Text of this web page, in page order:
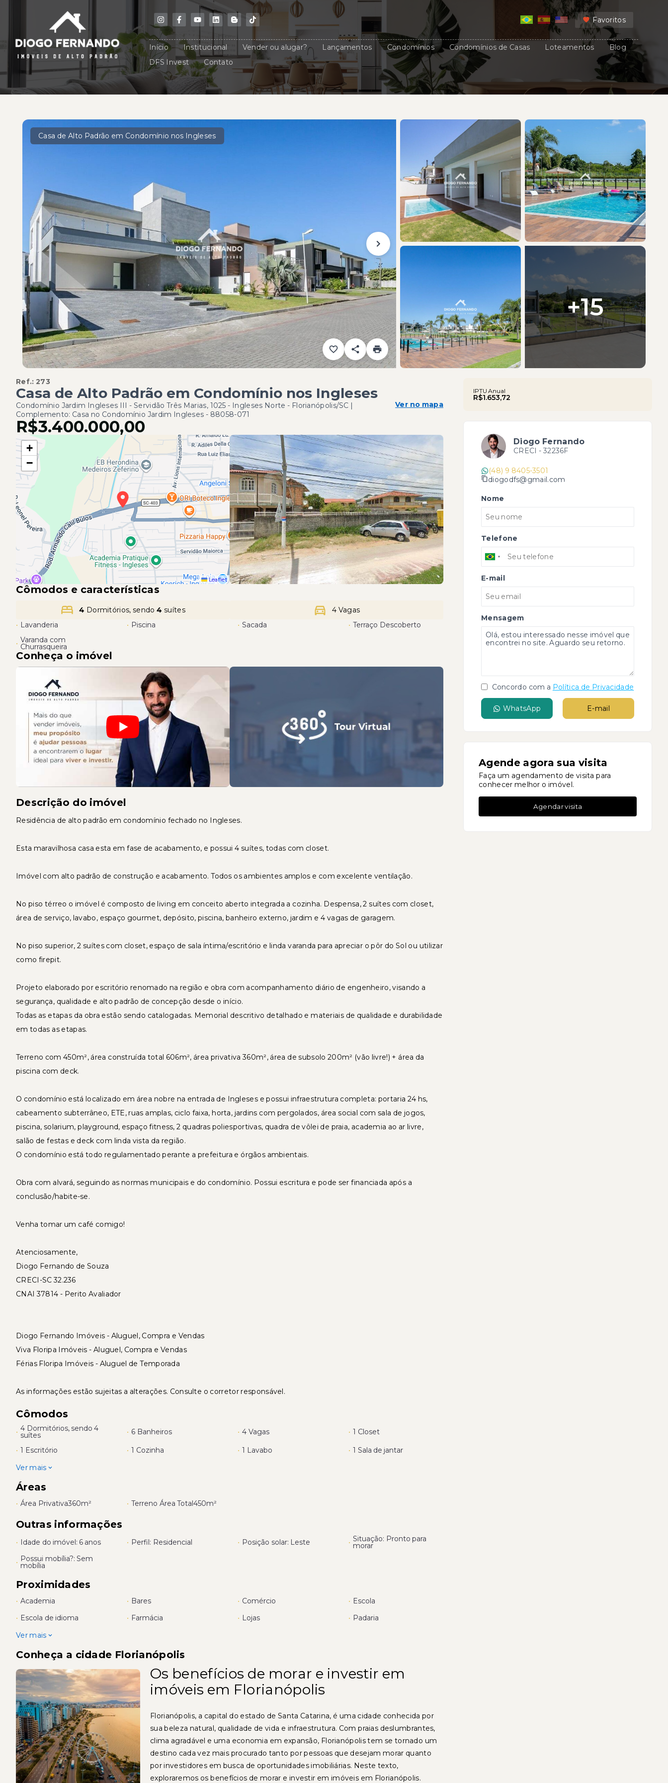
Favoritos
Início Institucional Vender ou alugar? Lançamentos Condomínios Condomínios de Casas Loteamentos
Blog
DFS Invest
Contato
Casa de Alto Padrão em Condomínio nos Ingleses
+15
Ref.:273
Casa de Alto Padrão em Condomínio nos Ingleses
Condomínio Jardim Ingleses III -Servidão Três Marias, 1025 - Ingleses Norte - Florianópolis/SC |
Complemento: Casa no Condomínio Jardim Ingleses - 88058-071
Ver no mapa
R$3.400.000,00
+
−
Leaflet
Cômodos e características
4 Dormitórios, sendo4 suítes
4 Vagas
• Lavanderia • Piscina • Sacada • Terraço Descoberto
• Varanda com
Churrasqueira
Conheça o imóvel
Descrição do imóvel
Residência de alto padrão em condomínio fechado no Ingleses.
Esta maravilhosa casa esta em fase de acabamento, e possui 4 suítes, todas com closet.
Imóvel com alto padrão de construção e acabamento. Todos os ambientes amplos e com excelente ventilação.
No piso térreo o imóvel é composto de living em conceito aberto integrada a cozinha. Despensa, 2 suítes com closet,
área de serviço, lavabo, espaço gourmet, depósito, piscina, banheiro externo, jardim e 4 vagas de garagem.
No piso superior, 2 suítes com closet, espaço de sala íntima/escritório e linda varanda para apreciar o pôr do Sol ou utilizar
como firepit.
Projeto elaborado por escritório renomado na região e obra com acompanhamento diário de engenheiro, visando a
segurança, qualidade e alto padrão de concepção desde o início.
Todas as etapas da obra estão sendo catalogadas. Memorial descritivo detalhado e materiais de qualidade e durabilidade
em todas as etapas.
Terreno com 450m², área construída total 606m², área privativa 360m², área de subsolo 200m² (vão livre!) + área da
piscina com deck.
O condomínio está localizado em área nobre na entrada de Ingleses e possui infraestrutura completa: portaria 24 hs,
cabeamento subterrâneo, ETE, ruas amplas, ciclo faixa, horta, jardins com pergolados, área social com sala de jogos,
piscina, solarium, playground, espaço fitness, 2 quadras poliesportivas, quadra de vôlei de praia, academia ao ar livre,
salão de festas e deck com linda vista da região.
O condomínio está todo regulamentado perante a prefeitura e órgãos ambientais.
Obra com alvará, seguindo as normas municipais e do condomínio. Possui escritura e pode ser financiada após a
conclusão/habite-se.
Venha tomar um café comigo!
Atenciosamente,
Diogo Fernando de Souza
CRECI-SC 32.236
CNAI 37814 - Perito Avaliador
Diogo Fernando Imóveis - Aluguel, Compra e Vendas
Viva Floripa Imóveis - Aluguel, Compra e Vendas
Férias Floripa Imóveis - Aluguel de Temporada
As informações estão sujeitas a alterações. Consulte o corretor responsável.
Cômodos
• 4 Dormitórios, sendo 4
suítes • 6 Banheiros • 4 Vagas • 1 Closet
• 1 Escritório • 1 Cozinha • 1 Lavabo • 1 Sala de jantar
Ver mais
Áreas
• Área Privativa360m² • Terreno Área Total450m²
Outras informações
• Idade do imóvel: 6 anos • Perfil: Residencial • Posição solar: Leste • Situação: Pronto para
morar
• Possui mobília?: Sem
mobília
Proximidades
• Academia • Bares • Comércio • Escola
• Escola de idioma • Farmácia • Lojas • Padaria
Ver mais
Conheça a cidade Florianópolis
Os benefícios de morar e investir em
imóveis em Florianópolis
Florianópolis, a capital do estado de Santa Catarina, é uma cidade conhecida por
sua beleza natural, qualidade de vida e infraestrutura. Com praias deslumbrantes,
clima agradável e uma economia em expansão, Florianópolis tem se tornado um
destino cada vez mais procurado tanto por pessoas que desejam morar quanto
por investidores em busca de oportunidades imobiliárias. Neste texto,
exploraremos os benefícios de morar e investir em imóveis em Florianópolis.
IPTU Anual
R$1.653,72
Diogo Fernando
CRECI - 32236F
(48) 9 8405-3501
diogodfs@gmail.com
Nome
Telefone
E-mail
Mensagem
Concordo com a Política de Privacidade
WhatsApp E-mail
Agende agora sua visita
Faça um agendamento de visita para
conhecer melhor o imóvel.
Agendar visita